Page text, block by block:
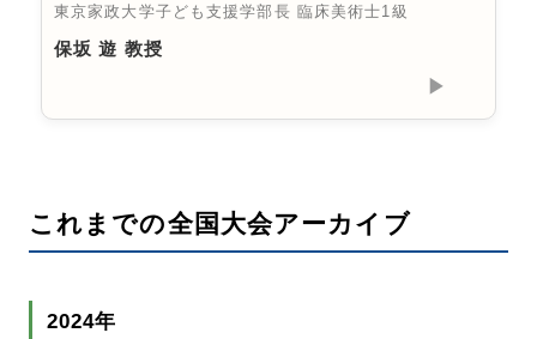
東京家政大学子ども支援学部長 臨床美術士1級
保坂 遊 教授
▶︎
これまでの全国大会アーカイブ
2024年